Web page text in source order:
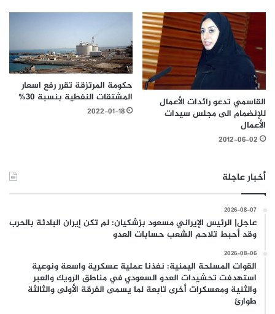
القاسمي تدعو رائدات الأعمال
للإنضمام الى مجلس سيدات
الأعمال
2012-06-02
حكومة المرتزقة تقرر رفع اسعار
المشتقات النفطية بنسبة 30%
2022-01-18
أخبار عاجلة
2026-08-07
عاجل| الرئيس الإيراني مسعود بزشكيان: لم تكن إيران البادئة بالحرب
وقد أحبط تلاحم الشعب حسابات العدو
2026-08-06
القوات المسلحة اليمنية: نفذنا عملية عسكرية واسعة ونوعية
استهدفت تحشيدات العدو السعودي في مناطق الرويك والعبر
والثنية ومعسكرات أخرى تابعة لما يسمى الفرقة الأولى والثالثة
طوارئ